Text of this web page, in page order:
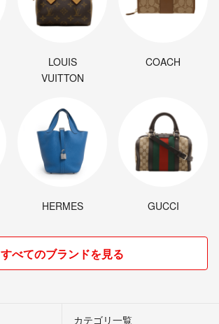
LOUIS
VUITTON
COACH
HERMES GUCCI
すべてのブランドを見る
カテゴリ一覧